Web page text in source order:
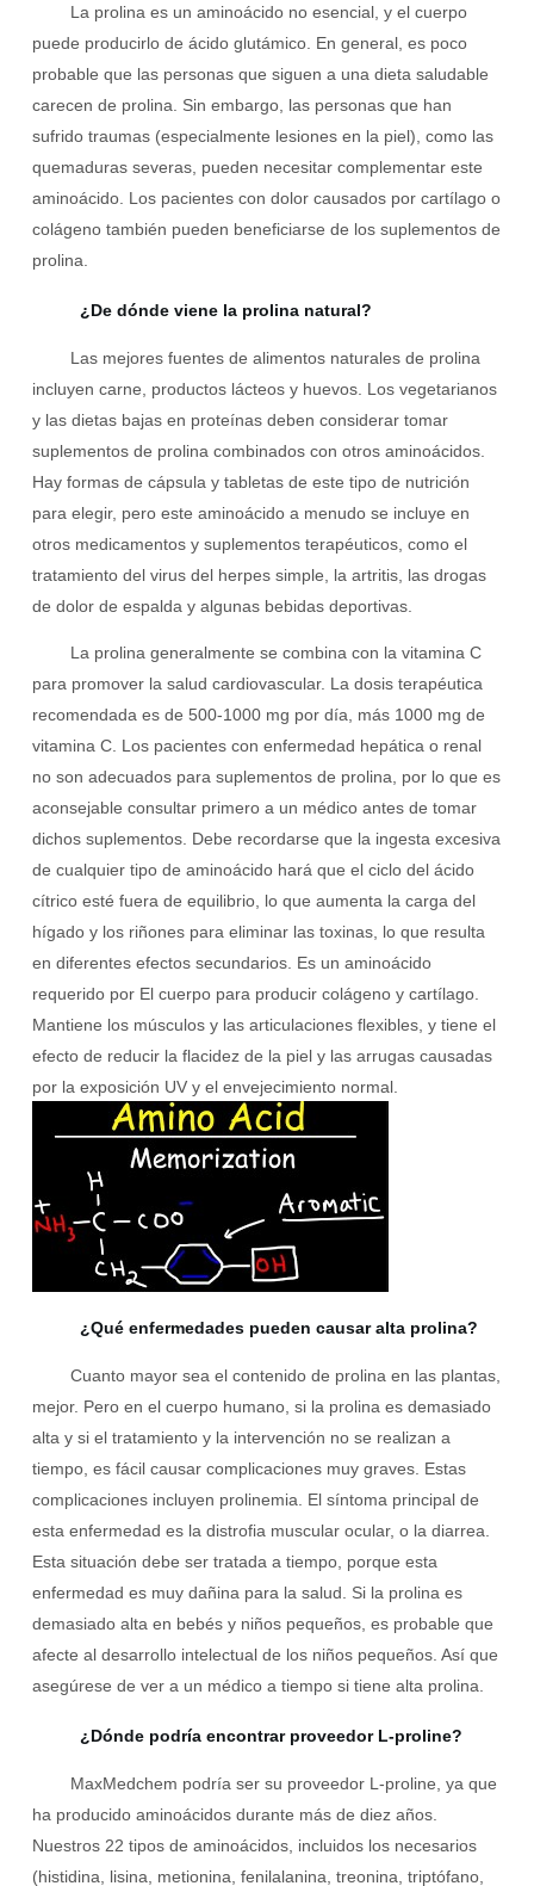
La prolina es un aminoácido no esencial, y el cuerpo
puede producirlo de ácido glutámico. En general, es poco
probable que las personas que siguen a una dieta saludable
carecen de prolina. Sin embargo, las personas que han
sufrido traumas (especialmente lesiones en la piel), como las
quemaduras severas, pueden necesitar complementar este
aminoácido. Los pacientes con dolor causados ​​por cartílago o
colágeno también pueden beneficiarse de los suplementos de
prolina.
¿De dónde viene la prolina natural?
Las mejores fuentes de alimentos naturales de prolina
incluyen carne, productos lácteos y huevos. Los vegetarianos
y las dietas bajas en proteínas deben considerar tomar
suplementos de prolina combinados con otros aminoácidos.
Hay formas de cápsula y tabletas de este tipo de nutrición
para elegir, pero este aminoácido a menudo se incluye en
otros medicamentos y suplementos terapéuticos, como el
tratamiento del virus del herpes simple, la artritis, las drogas
de dolor de espalda y algunas bebidas deportivas.
La prolina generalmente se combina con la vitamina C
para promover la salud cardiovascular. La dosis terapéutica
recomendada es de 500-1000 mg por día, más 1000 mg de
vitamina C. Los pacientes con enfermedad hepática o renal
no son adecuados para suplementos de prolina, por lo que es
aconsejable consultar primero a un médico antes de tomar
dichos suplementos. Debe recordarse que la ingesta excesiva
de cualquier tipo de aminoácido hará que el ciclo del ácido
cítrico esté fuera de equilibrio, lo que aumenta la carga del
hígado y los riñones para eliminar las toxinas, lo que resulta
en diferentes efectos secundarios. Es un aminoácido
requerido por El cuerpo para producir colágeno y cartílago.
Mantiene los músculos y las articulaciones flexibles, y tiene el
efecto de reducir la flacidez de la piel y las arrugas causadas
por la exposición UV y el envejecimiento normal.
¿Qué enfermedades pueden causar alta prolina?
Cuanto mayor sea el contenido de prolina en las plantas,
mejor. Pero en el cuerpo humano, si la prolina es demasiado
alta y si el tratamiento y la intervención no se realizan a
tiempo, es fácil causar complicaciones muy graves. Estas
complicaciones incluyen prolinemia. El síntoma principal de
esta enfermedad es la distrofia muscular ocular, o la diarrea.
Esta situación debe ser tratada a tiempo, porque esta
enfermedad es muy dañina para la salud. Si la prolina es
demasiado alta en bebés y niños pequeños, es probable que
afecte al desarrollo intelectual de los niños pequeños. Así que
asegúrese de ver a un médico a tiempo si tiene alta prolina.
¿Dónde podría encontrar proveedor L-proline?
MaxMedchem podría ser su proveedor L-proline, ya que
ha producido aminoácidos durante más de diez años.
Nuestros 22 tipos de aminoácidos, incluidos los necesarios
(histidina, lisina, metionina, fenilalanina, treonina, triptófano,